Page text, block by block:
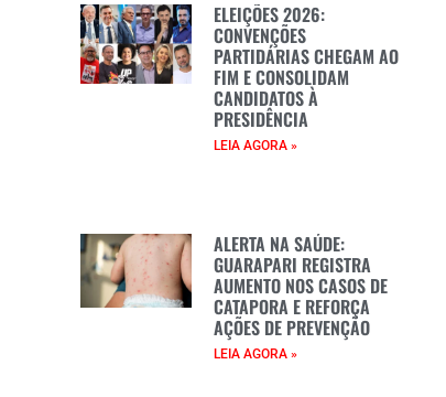
ELEIÇÕES 2026:
CONVENÇÕES
PARTIDÁRIAS CHEGAM AO
FIM E CONSOLIDAM
CANDIDATOS À
PRESIDÊNCIA
LEIA AGORA »
ALERTA NA SAÚDE:
GUARAPARI REGISTRA
AUMENTO NOS CASOS DE
CATAPORA E REFORÇA
AÇÕES DE PREVENÇÃO
LEIA AGORA »